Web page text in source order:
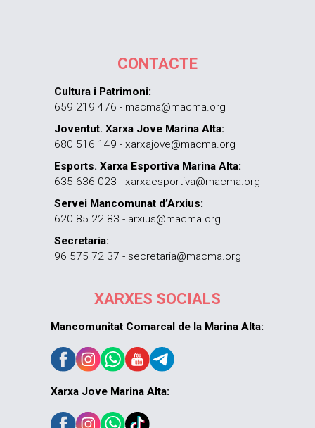
CONTACTE
Cultura i Patrimoni:
659 219 476 - macma@macma.org
Joventut. Xarxa Jove Marina Alta:
680 516 149 - xarxajove@macma.org
Esports. Xarxa Esportiva Marina Alta:
635 636 023 - xarxaesportiva@macma.org
Servei Mancomunat d’Arxius:
620 85 22 83 - arxius@macma.org
Secretaria:
96 575 72 37 - secretaria@macma.org
XARXES SOCIALS
Mancomunitat Comarcal de la Marina Alta:
Xarxa Jove Marina Alta: